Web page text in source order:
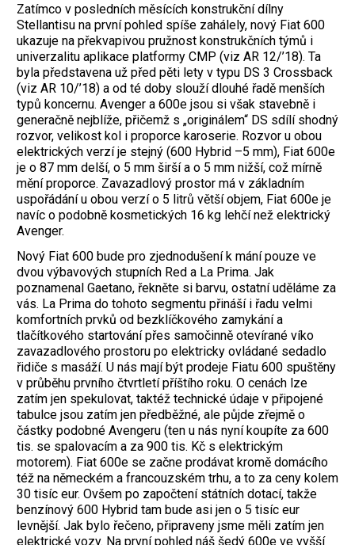
Zatímco v posledních měsících konstrukční dílny
Stellantisu na první pohled spíše zahálely, nový Fiat 600
ukazuje na překvapivou pružnost konstrukčních týmů i
univerzalitu aplikace platformy CMP (viz AR 12/’18). Ta
byla představena už před pěti lety v typu DS 3 Crossback
(viz AR 10/’18) a od té doby slouží dlouhé řadě menších
typů koncernu. Avenger a 600e jsou si však stavebně i
generačně nejblíže, přičemž s „originálem“ DS sdílí shodný
rozvor, velikost kol i proporce karoserie. Rozvor u obou
elektrických verzí je stejný (600 Hybrid –5 mm), Fiat 600e
je o 87 mm delší, o 5 mm širší a o 5 mm nižší, což mírně
mění proporce. Zavazadlový prostor má v základním
uspořádání u obou verzí o 5 litrů větší objem, Fiat 600e je
navíc o podobně kosmetických 16 kg lehčí než elektrický
Avenger.
Nový Fiat 600 bude pro zjednodušení k mání pouze ve
dvou výbavových stupních Red a La Prima. Jak
poznamenal Gaetano, řekněte si barvu, ostatní uděláme za
vás. La Prima do tohoto segmentu přináší i řadu velmi
komfortních prvků od bezklíčkového zamykání a
tlačítkového startování přes samočinně otevírané víko
zavazadlového prostoru po elektricky ovládané sedadlo
řidiče s masáží. U nás mají být prodeje Fiatu 600 spuštěny
v průběhu prvního čtvrtletí příštího roku. O cenách lze
zatím jen spekulovat, taktéž technické údaje v připojené
tabulce jsou zatím jen předběžné, ale půjde zřejmě o
částky podobné Avengeru (ten u nás nyní koupíte za 600
tis. se spalovacím a za 900 tis. Kč s elektrickým
motorem). Fiat 600e se začne prodávat kromě domácího
též na německém a francouzském trhu, a to za ceny kolem
30 tisíc eur. Ovšem po započtení státních dotací, takže
benzínový 600 Hybrid tam bude asi jen o 5 tisíc eur
levnější. Jak bylo řečeno, připraveny jsme měli zatím jen
elektrické vozy. Na první pohled náš šedý 600e ve vyšší